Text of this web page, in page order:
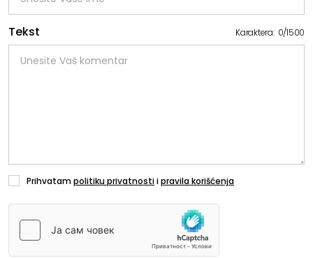
Tekst Karaktera: 0/1500
Prihvatampolitiku privatnostiipravila korišćenja